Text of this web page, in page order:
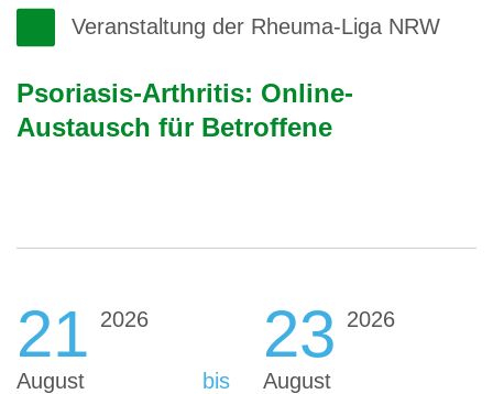
Veranstaltung der Rheuma-Liga NRW
Psoriasis-Arthritis: Online-
Austausch für Betroffene
21 2026
August bis
23 2026
August